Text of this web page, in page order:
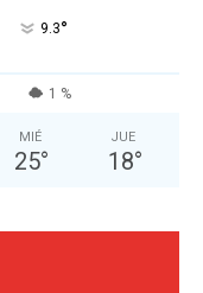
9.3°
1 %
MIÉ
25°
JUE
18°